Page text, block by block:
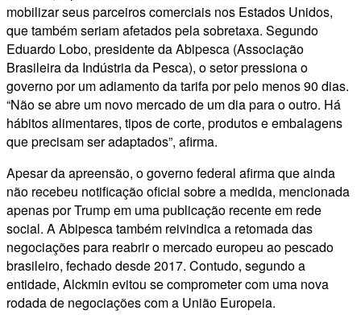
mobilizar seus parceiros comerciais nos Estados Unidos,
que também seriam afetados pela sobretaxa. Segundo
Eduardo Lobo, presidente da Abipesca (Associação
Brasileira da Indústria da Pesca), o setor pressiona o
governo por um adiamento da tarifa por pelo menos 90 dias.
“Não se abre um novo mercado de um dia para o outro. Há
hábitos alimentares, tipos de corte, produtos e embalagens
que precisam ser adaptados”, afirma.
Apesar da apreensão, o governo federal afirma que ainda
não recebeu notificação oficial sobre a medida, mencionada
apenas por Trump em uma publicação recente em rede
social. A Abipesca também reivindica a retomada das
negociações para reabrir o mercado europeu ao pescado
brasileiro, fechado desde 2017. Contudo, segundo a
entidade, Alckmin evitou se comprometer com uma nova
rodada de negociações com a União Europeia.